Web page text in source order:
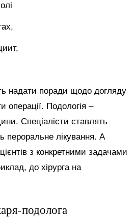
надати поради щодо догляду
операції. Подологія –
Спеціалісти ставлять
пероральне лікування. А
з конкретними задачами
до хірурга на
подолога